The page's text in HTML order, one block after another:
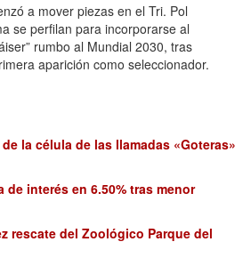
a mover piezas en el Tri. Pol
se perfilan para incorporarse al
rumbo al Mundial 2030, tras
aparición como seleccionador.
la célula de las llamadas «Goteras»
de interés en 6.50% tras menor
rescate del Zoológico Parque del